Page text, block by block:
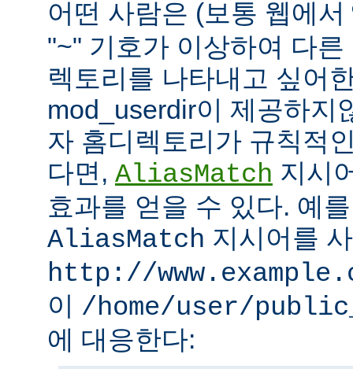
어떤 사람은 (보통 웹에서
"~" 기호가 이상하여 다
렉토리를 나타내고 싶어
mod_userdir이 제공하지
자 홈디렉토리가 규칙적
다면, AliasMatch 지시
효과를 얻을 수 있다. 예
AliasMatch 지시어를
http://
이 /home/user/
에 대응한다: